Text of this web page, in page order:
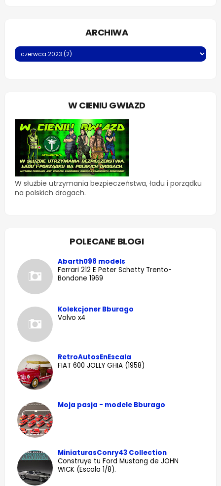
ARCHIWA
W CIENIU GWIAZD
W służbie utrzymania bezpieczeństwa, ładu i porządku
na polskich drogach.
POLECANE BLOGI
Abarth098 models
Ferrari 212 E Peter Schetty Trento-
Bondone 1969
Kolekcjoner Bburago
Volvo x4
RetroAutosEnEscala
FIAT 600 JOLLY GHIA (1958)
Moja pasja - modele Bburago
MiniaturasConry43 Collection
Construye tu Ford Mustang de JOHN
WICK (Escala 1/8).